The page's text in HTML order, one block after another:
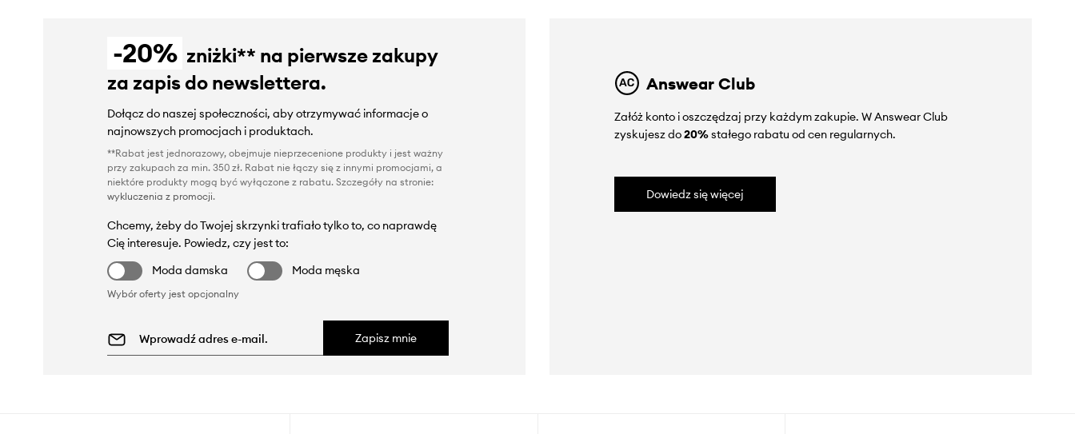
-20% zniżki** na pierwsze zakupy
za zapis do newslettera.
Dołącz do naszej społeczności, aby otrzymywać informacje o
najnowszych promocjach i produktach.
**Rabat jest jednorazowy, obejmuje nieprzecenione produkty i jest ważny
przy zakupach za min. 350 zł. Rabat nie łączy się z innymi promocjami, a
niektóre produkty mogą być wyłączone z rabatu. Szczegóły na stronie:
wykluczenia z promocji.
Chcemy, żeby do Twojej skrzynki trafiało tylko to, co naprawdę
Cię interesuje. Powiedz, czy jest to:
Moda damska
Moda męska
Wybór oferty jest opcjonalny
Zapisz mnie
Answear Club
Załóż konto i oszczędzaj przy każdym zakupie. W Answear Club
zyskujesz do20%stałego rabatu od cen regularnych.
Dowiedz się więcej